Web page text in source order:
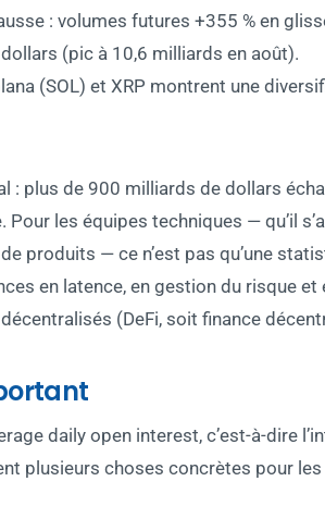
: volumes futures +355 % en
(pic à 10,6 milliards en août).
(SOL) et XRP montrent une
: plus de 900 milliards de dollars
les équipes techniques — qu’il
produits — ce n’est pas qu’une
en latence, en gestion du risque
(DeFi, soit finance
daily open interest, c’est-à-dire
plusieurs choses concrètes pour